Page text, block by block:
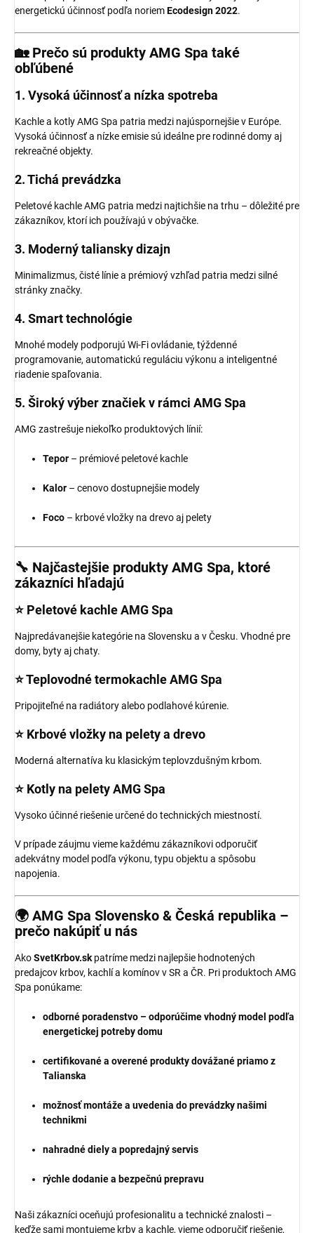
energetickú účinnosť podľa noriemEcodesign 2022.
🏡 Prečo sú produkty AMG Spa také
obľúbené
1. Vysoká účinnosť a nízka spotreba
Kachle a kotly AMG Spa patria medzi najúspornejšie v Európe.
Vysoká účinnosť a nízke emisie sú ideálne pre rodinné domy aj
rekreačné objekty.
2.Tichá prevádzka
Peletové kachle AMG patria medzi najtichšie na trhu – dôležité pre
zákazníkov, ktorí ich používajú v obývačke.
3. Moderný taliansky dizajn
Minimalizmus, čisté línie a prémiový vzhľad patria medzi silné
stránky značky.
4. Smart technológie
Mnohé modely podporujú Wi-Fi ovládanie, týždenné
programovanie, automatickú reguláciu výkonu a inteligentné
riadenie spaľovania.
5. Široký výber značiek v rámci AMG Spa
AMG zastrešuje niekoľko produktových línií:
Tepor – prémiové peletové kachle
Kalor – cenovo dostupnejšie modely
Foco – krbové vložky na drevo aj pelety
🔧 Najčastejšie produkty AMG Spa, ktoré
zákazníci hľadajú
⭐ Peletové kachle AMG Spa
Najpredávanejšie kategórie na Slovensku a v Česku. Vhodné pre
domy, byty aj chaty.
⭐Teplovodné termokachle AMG Spa
Pripojiteľné na radiátory alebo podlahové kúrenie.
⭐ Krbové vložky na pelety a drevo
Moderná alternatíva ku klasickým teplovzdušným krbom.
⭐ Kotly na pelety AMG Spa
Vysoko účinné riešenie určené do technických miestností.
V prípade záujmu vieme každému zákazníkovi odporučiť
adekvátny model podľa výkonu, typu objektu a spôsobu
napojenia.
🌍 AMG Spa Slovensko & Česká republika –
prečo nakúpiť u nás
AkoSvetKrbov.sk patríme medzi najlepšie hodnotených
predajcov krbov, kachlí a komínov v SR a ČR. Pri produktoch AMG
Spa ponúkame:
odborné poradenstvo – odporúčime vhodný model podľa
energetickej potreby domu
certifikované a overené produkty dovážané priamo z
Talianska
možnosť montáže a uvedenia do prevádzky našimi
technikmi
nahradné diely a popredajný servis
rýchle dodanie a bezpečnú prepravu
Naši zákazníci oceňujú profesionalitu a technické znalosti –
keďže sami montujeme krby a kachle, vieme odporučiť riešenie,